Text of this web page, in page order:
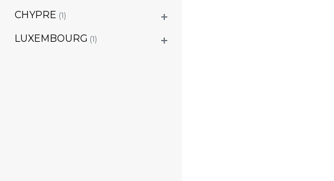
CHYPRE (1)
LUXEMBOURG (1)